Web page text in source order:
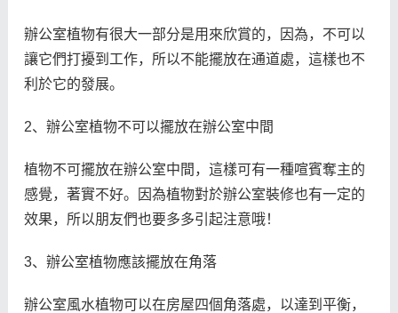
辦公室植物有很大一部分是用來欣賞的，因為，不可以
讓它們打擾到工作，所以不能擺放在通道處，這樣也不
利於它的發展。
2、辦公室植物不可以擺放在辦公室中間
植物不可擺放在辦公室中間，這樣可有一種喧賓奪主的
感覺，著實不好。因為植物對於辦公室裝修也有一定的
效果，所以朋友們也要多多引起注意哦！
3、辦公室植物應該擺放在角落
辦公室風水植物可以在房屋四個角落處，以達到平衡，